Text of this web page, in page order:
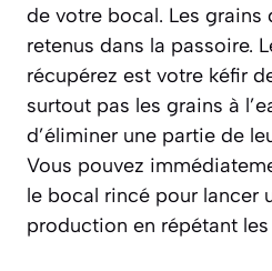
de votre bocal. Les grains
retenus dans la passoire.
récupérez est votre kéfir
surtout pas les grains à
d’éliminer une partie de
Vous pouvez
le bocal rincé pour lancer
production en répétant